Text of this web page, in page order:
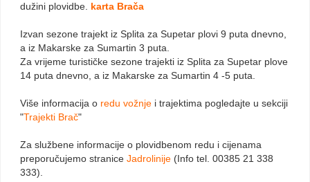
dužini plovidbe. karta Brača
Izvan sezone trajekt iz Splita za Supetar plovi 9 puta dnevno,
a iz Makarske za Sumartin 3 puta.
Za vrijeme turističke sezone trajekti iz Splita za Supetar plove
14 puta dnevno, a iz Makarske za Sumartin 4 -5 puta.
Više informacija o redu vožnje i trajektima pogledajte u sekciji
"Trajekti Brač"
Za službene informacije o plovidbenom redu i cijenama
preporučujemo stranice Jadrolinije (Info tel. 00385 21 338
333).